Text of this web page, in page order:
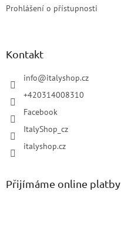
Prohlášení o přístupnosti
Kontakt
info@italyshop.cz
+420314008310
Facebook
ItalyShop_cz
italyshop.cz
Přijímáme online platby